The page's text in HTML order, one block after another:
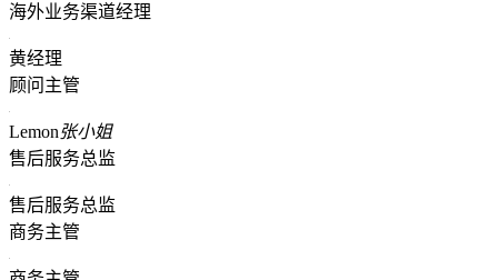
海外业务渠道经理
黄经理
顾问主管
Lemon张小姐
售后服务总监
售后服务总监
商务主管